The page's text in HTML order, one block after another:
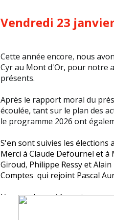
Vendredi 23
Cette année encore, nous
Cyr au Mont d'Or, pour notre
présents.
Après le rapport moral du
écoulée, tant sur le plan des
le programme 2026 ont
S'en sont suivies les élections
Merci à Claude Defournel et
Giroud, Philippe Ressy et
Comptes qui rejoint Pascal
Un grand merci à eux tous